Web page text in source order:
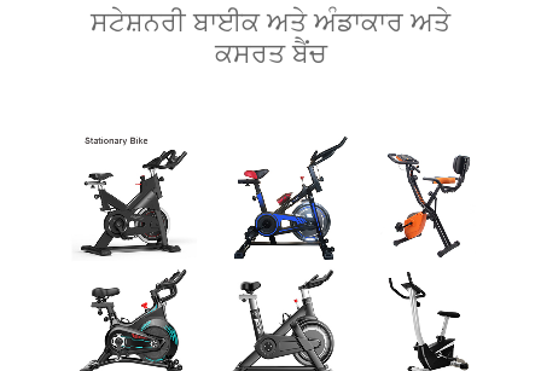
ਸਟੇਸ਼ਨਰੀ ਬਾਈਕ ਅਤੇ ਅੰਡਾਕਾਰ ਅਤੇ
ਕਸਰਤ ਬੈਂਚ